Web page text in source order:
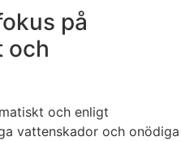
på
och
och enligt
vattenskador och onödiga